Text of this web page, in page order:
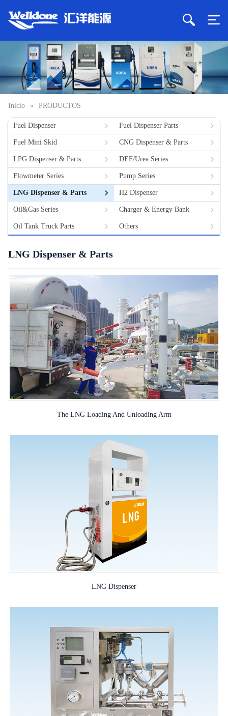
Inicio » PRODUCTOS
Fuel Dispenser Fuel Dispenser Parts
Fuel Mini Skid CNG Dispenser & Parts
LPG Dispenser & Parts DEF/Urea Series
Flowmeter Series Pump Series
LNG Dispenser & Parts H2 Dispenser
Oil&Gas Series Charger & Energy Bank
Oil Tank Truck Parts Others
LNG Dispenser & Parts
The LNG Loading And Unloading Arm
LNG Dispenser